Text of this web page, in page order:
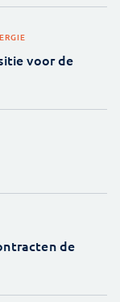
voor de
de